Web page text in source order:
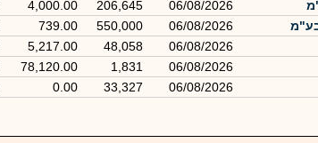
06/08/2026
206,645
4,000.00
06/08/2026
550,000
739.00
06/08/2026
48,058
5,217.00
06/08/2026
1,831
78,120.00
06/08/2026
33,327
0.00